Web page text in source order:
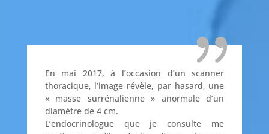
En mai 2017, à l’occasion d’un scanner
thoracique, l’image révèle, par hasard, une
« masse surrénalienne » anormale d’un
diamètre de 4 cm.
L’endocrinologue que je consulte me